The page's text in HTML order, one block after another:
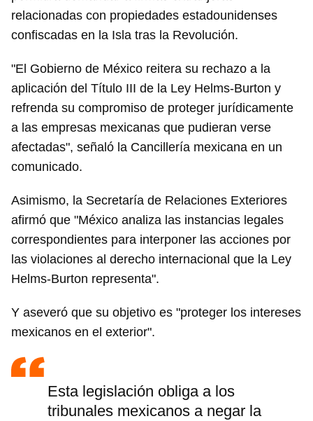
relacionadas con propiedades estadounidenses
confiscadas en la Isla tras la Revolución.
"El Gobierno de México reitera su rechazo a la
aplicación del Título III de la Ley Helms-Burton y
refrenda su compromiso de proteger jurídicamente
a las empresas mexicanas que pudieran verse
afectadas", señaló la Cancillería mexicana en un
comunicado.
Asimismo, la Secretaría de Relaciones Exteriores
afirmó que "México analiza las instancias legales
correspondientes para interponer las acciones por
las violaciones al derecho internacional que la Ley
Helms-Burton representa".
Y aseveró que su objetivo es "proteger los intereses
mexicanos en el exterior".
Esta legislación obliga a los
tribunales mexicanos a negar la